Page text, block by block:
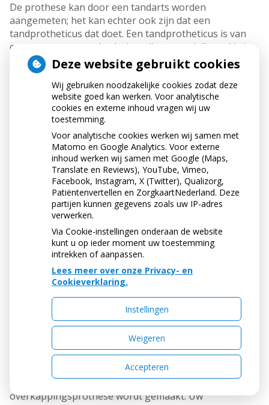
De prothese kan door een tandarts worden
aangemeten; het kan echter ook zijn dat een
tandprotheticus dat doet. Een tandprotheticus is van
oorsprong een tandtechnicus die gespecialiseerd is in
het behandelen van patiënten met een kunstgebit.
Een afdruk van uw kaak wordt gemaakt met behulp
van een afdruklepel, gevuld met een speciaal
afdrukmateriaal. In het tandtechnisch laboratorium
wordt die afdruk met gips gevuld. Hierdoor ontstaat
een gipsmodel, waarop de prothese kan worden
gemaakt. Soms is een tweede afdruk nodig. Dan wordt
op het gipsmodel een goed passende afdruklepel van
kunsthars gemaakt. Met deze lepel wordt opnieuw een
afdruk gemaakt om een nóg nauwkeuriger gipsmodel
te krijgen. Hierop wordt uw overkappingsprothese
Contact tussen boven- en onderkaak
Tijdens een volgend bezoek bepaalt de tandarts de
stand van uw boven- en onderkaak ten opzichte van
elkaar. Hij bepaalt hoe de kunsttanden en -kiezen in de
boven- en onderprothese contact met elkaar moeten
gaan maken, zodat u goed met uw
overkappingsprothese kunt kauwen.
Kleur, stand en vorm van de kunsttanden
Bent u tevreden over de kleur, de vorm en de stand van
uw eigen tanden? Of misschien juist niet? Informeer uw
behandelaar hierover vóórdat de
overkappingsprothese wordt gemaakt. Uw
Deze website gebruikt cookies
Wij gebruiken noodzakelijke cookies zodat deze
website goed kan werken. Voor analytische
cookies en externe inhoud vragen wij uw
toestemming.
Voor analytische cookies werken wij samen met
Matomo en Google Analytics. Voor externe
inhoud werken wij samen met Google (Maps,
Translate en Reviews), YouTube, Vimeo,
Facebook, Instagram, X (Twitter), Qualizorg,
Patiëntenvertellen en ZorgkaartNederland. Deze
partijen kunnen gegevens zoals uw IP-adres
verwerken.
Via Cookie-instellingen onderaan de website
kunt u op ieder moment uw toestemming
intrekken of aanpassen.
Lees meer over onze Privacy- en
Cookieverklaring.
Instellingen
Weigeren
Accepteren